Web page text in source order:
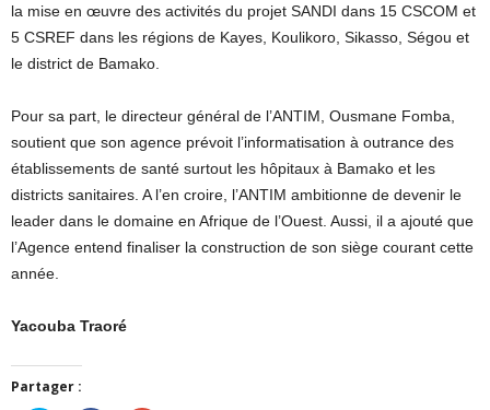
la mise en œuvre des activités du projet SANDI dans 15 CSCOM et
5 CSREF dans les régions de Kayes, Koulikoro, Sikasso, Ségou et
le district de Bamako.
Pour sa part, le directeur général de l’ANTIM, Ousmane Fomba,
soutient que son agence prévoit l’informatisation à outrance des
établissements de santé surtout les hôpitaux à Bamako et les
districts sanitaires. A l’en croire, l’ANTIM ambitionne de devenir le
leader dans le domaine en Afrique de l’Ouest. Aussi, il a ajouté que
l’Agence entend finaliser la construction de son siège courant cette
année.
Yacouba Traoré
Partager :